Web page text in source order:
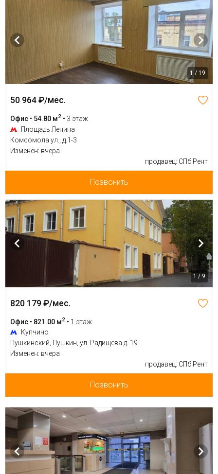
1 / 19
50 964 ₽/мес.
Офис • 54.80 м2 • 3 этаж
Площадь Ленина
Комсомола ул., д.1-3
Изменен: вчера
продавец: СПб Рент
Позвонить
1 / 9
820 179 ₽/мес.
Офис • 821.00 м2 • 1 этаж
Купчино
Пушкинский, Пушкин, ул. Радищева д. 19
Изменен: вчера
продавец: СПб Рент
Позвонить